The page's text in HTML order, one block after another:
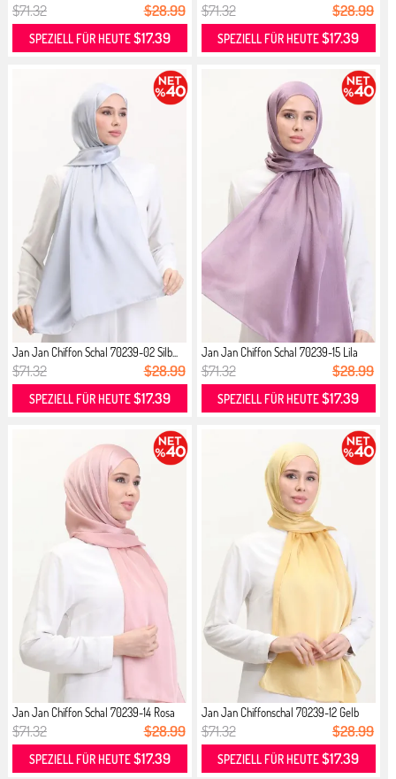
$71.32 $28.99
SPEZIELL FÜR HEUTE$17.39
$71.32 $28.99
SPEZIELL FÜR HEUTE$17.39
Jan Jan Chiffon Schal 70239-02 Silb...
$71.32 $28.99
SPEZIELL FÜR HEUTE$17.39
Jan Jan Chiffon Schal 70239-15 Lila
$71.32 $28.99
SPEZIELL FÜR HEUTE$17.39
Jan Jan Chiffon Schal 70239-14 Rosa
$71.32 $28.99
SPEZIELL FÜR HEUTE$17.39
Jan Jan Chiffonschal 70239-12 Gelb
$71.32 $28.99
SPEZIELL FÜR HEUTE$17.39